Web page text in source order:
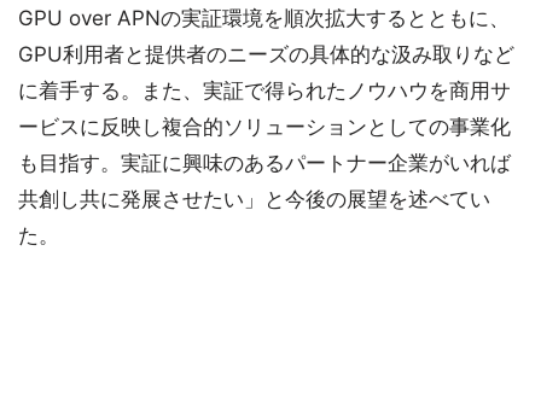
GPU over APNの実証環境を順次拡大するとともに、
GPU利用者と提供者のニーズの具体的な汲み取りなど
に着手する。また、実証で得られたノウハウを商用サ
ービスに反映し複合的ソリューションとしての事業化
も目指す。実証に興味のあるパートナー企業がいれば
共創し共に発展させたい」と今後の展望を述べてい
た。